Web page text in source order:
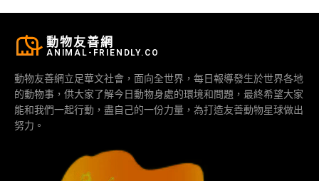
動物友善網
ANIMAL-FRIENDLY.CO
動物友善網立足華文社會，面向全世界，每日報導發生於世界各地
的動物事，供大家了解今日動物身處的環境和問題，最終希望大家
能和我們一起行動，盡自己的一份力量，為打造友善動物星球做出
努力。